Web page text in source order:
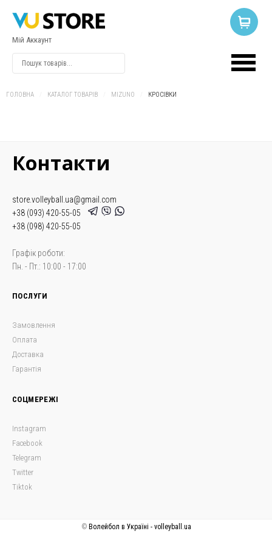
Мій Аккаунт
ГОЛОВНА КАТАЛОГ ТОВАРІВ MIZUNO КРОСІВКИ
Контакти
store.volleyball.ua@gmail.com
+38 (093) 420-55-05
+38 (098) 420-55-05
Графік роботи:
Пн. - Пт.: 10:00 - 17:00
ПОСЛУГИ
Замовлення
Оплата
Доставка
Гарантія
СОЦМЕРЕЖІ
Instagram
Facebook
Telegram
Twitter
Tiktok
© Волейбол в Україні - volleyball.ua
ВХІД
Пароль
Запам'ятати
мене